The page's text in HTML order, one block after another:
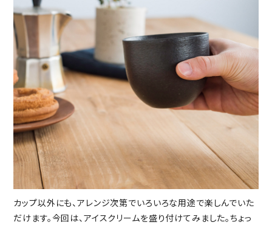
カップ以外にも、アレンジ次第でいろいろな用途で楽しんでいた
だけます。今回は、アイスクリームを盛り付けてみました。ちょっ